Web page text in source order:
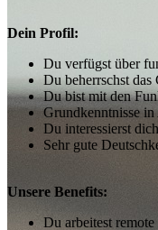
Dein Profil:
Du verfügst über
Du beherrschst
Du bist mit den
Grundkenntnisse
Du interessierst
Sehr gute
Unsere Benefits:
Du arbeitest